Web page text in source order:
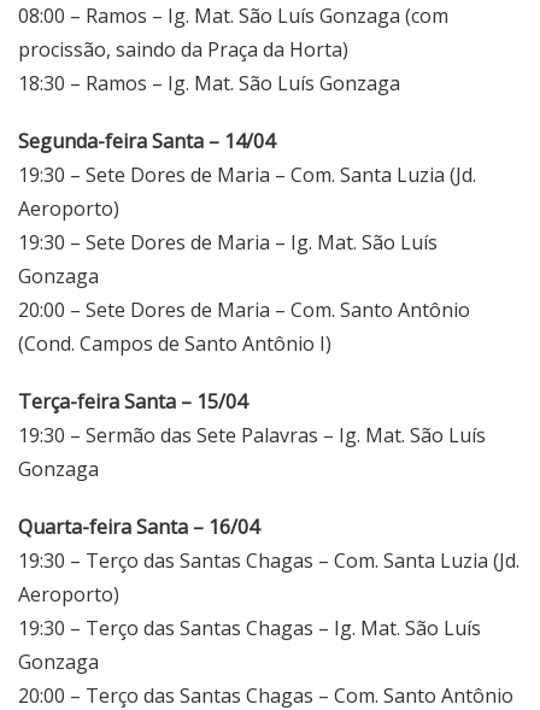
08:00 – Ramos – Ig. Mat. São Luís Gonzaga (com
procissão, saindo da Praça da Horta)
18:30 – Ramos – Ig. Mat. São Luís Gonzaga
Segunda-feira Santa – 14/04
19:30 – Sete Dores de Maria – Com. Santa Luzia (Jd.
Aeroporto)
19:30 – Sete Dores de Maria – Ig. Mat. São Luís
Gonzaga
20:00 – Sete Dores de Maria – Com. Santo Antônio
(Cond. Campos de Santo Antônio I)
Terça-feira Santa – 15/04
19:30 – Sermão das Sete Palavras – Ig. Mat. São Luís
Gonzaga
Quarta-feira Santa – 16/04
19:30 – Terço das Santas Chagas – Com. Santa Luzia (Jd.
Aeroporto)
19:30 – Terço das Santas Chagas – Ig. Mat. São Luís
Gonzaga
20:00 – Terço das Santas Chagas – Com. Santo Antônio